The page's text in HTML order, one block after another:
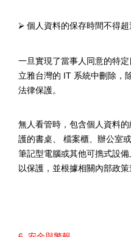
⮚ 個人資料的保存時間不得
一旦實現了當事人同意的特
立雅台灣的 IT 系統中刪除，
法律保護。
無人看管時，包含個人資料
護的書桌、 檔案櫃、辦公室
筆記型電腦或其他可擕式設
以保護，並根據相關內部政策